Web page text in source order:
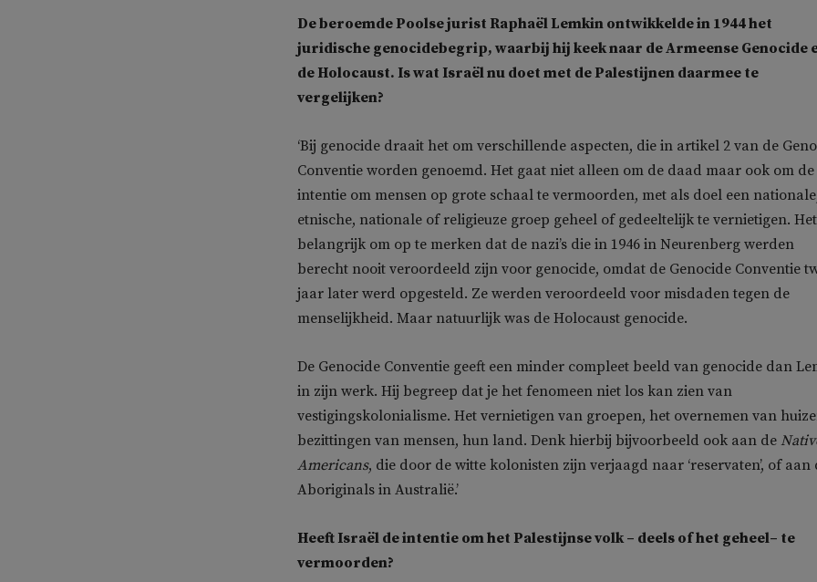
De beroemde Poolse jurist Raphaël Lemkin ontwikkelde in 1944 het
juridische genocidebegrip, waarbij hij keek naar de Armeense Genocide
de Holocaust. Is wat Israël nu doet met de Palestijnen daarmee te
vergelijken?
‘Bij genocide draait het om verschillende aspecten, die in artikel 2 van de
Conventie worden genoemd. Het gaat niet alleen om de daad maar ook om de
intentie om mensen op grote schaal te vermoorden, met als doel een
etnische, nationale of religieuze groep geheel of gedeeltelijk te vernietigen.
belangrijk om op te merken dat de nazi’s die in 1946 in Neurenberg werden
berecht nooit veroordeeld zijn voor genocide, omdat de Genocide Conventie
jaar later werd opgesteld. Ze werden veroordeeld voor misdaden tegen de
menselijkheid. Maar natuurlijk was de Holocaust genocide.
De Genocide Conventie geeft een minder compleet beeld van genocide dan
in zijn werk. Hij begreep dat je het fenomeen niet los kan zien van
vestigingskolonialisme. Het vernietigen van groepen, het overnemen van
bezittingen van mensen, hun land. Denk hierbij bijvoorbeeld ook aan de
Americans, die door de witte kolonisten zijn verjaagd naar ‘reservaten’, of aan
Aboriginals in Australië.’
Heeft Israël de intentie om het Palestijnse volk – deels of het geheel– te
vermoorden?